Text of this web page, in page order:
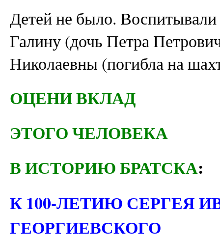
Детей не было.
Галину (дочь Петра
Николаевны (погибла на
ОЦЕНИ ВКЛАД
ЭТОГО ЧЕЛОВЕКА
В ИСТОРИЮ БРАТСКА:
К 100-ЛЕТИЮ СЕРГЕЯ
ГЕОРГИЕВСКОГО